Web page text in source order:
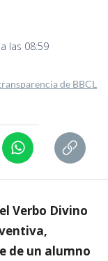
las 08:59
de BBCL
Verbo Divino
de un alumno